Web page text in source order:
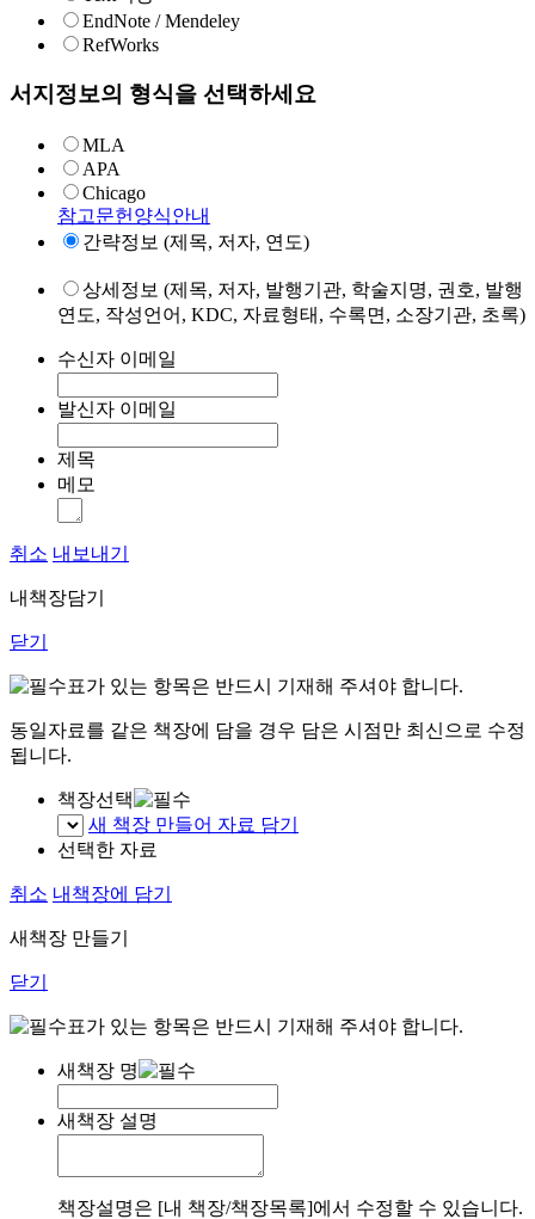
EndNote / Mendeley
RefWorks
서지정보의 형식을 선택하세요
MLA
APA
Chicago
참고문헌양식안내
간략정보 (제목, 저자, 연도)
상세정보 (제목, 저자, 발행기관, 학술지명, 권호, 발행
연도, 작성언어, KDC, 자료형태, 수록면, 소장기관, 초록)
수신자 이메일
발신자 이메일
제목
메모
취소 내보내기
내책장담기
닫기
표가 있는 항목은 반드시 기재해 주셔야 합니다.
동일자료를 같은 책장에 담을 경우 담은 시점만 최신으로 수정
됩니다.
책장선택
새 책장 만들어 자료 담기
선택한 자료
취소 내책장에 담기
새책장 만들기
닫기
표가 있는 항목은 반드시 기재해 주셔야 합니다.
새책장 명
새책장 설명
책장설명은 [내 책장/책장목록]에서 수정할 수 있습니다.